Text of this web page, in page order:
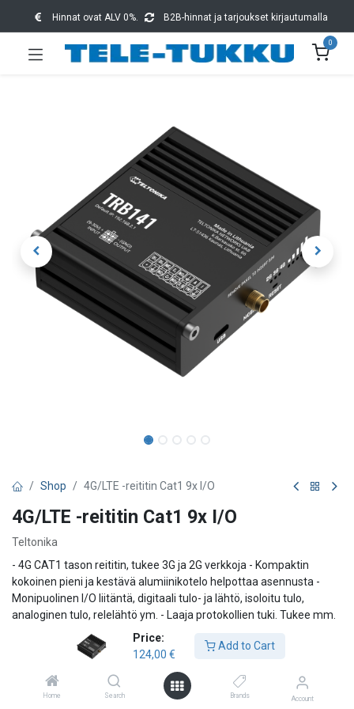
Price:
124,00 €
Add to Cart
Home Search Brands Account
Hinnat ovat ALV 0%. B2B-hinnat ja tarjoukset kirjautumalla
0
Shop 4G/LTE -reititin Cat1 9x I/O
4G/LTE -reititin Cat1 9x I/O
Teltonika
- 4G CAT1 tason reititin, tukee 3G ja 2G verkkoja - Kompaktin
kokoinen pieni ja kestävä alumiinikotelo helpottaa asennusta -
Monipuolinen I/O liitäntä, digitaali tulo- ja lähtö, isoloitu tulo,
analoginen tulo, relelähtö ym. - Laaja protokollien tuki. Tukee mm.
teollisuuden DNP3- ja Modbus -tiedonsiirtoprotokollia -
Etähallittava, RMS yhteensopiva ja tukee monia eri VPN -palveluita
ja useilla tulo-/lähtövaihtoehdoilla, mm. digitaalinen tulo- ja lähtö,
relelähtö, analoginen tulo ja isoloitu tulo. Sopii täydellisesti